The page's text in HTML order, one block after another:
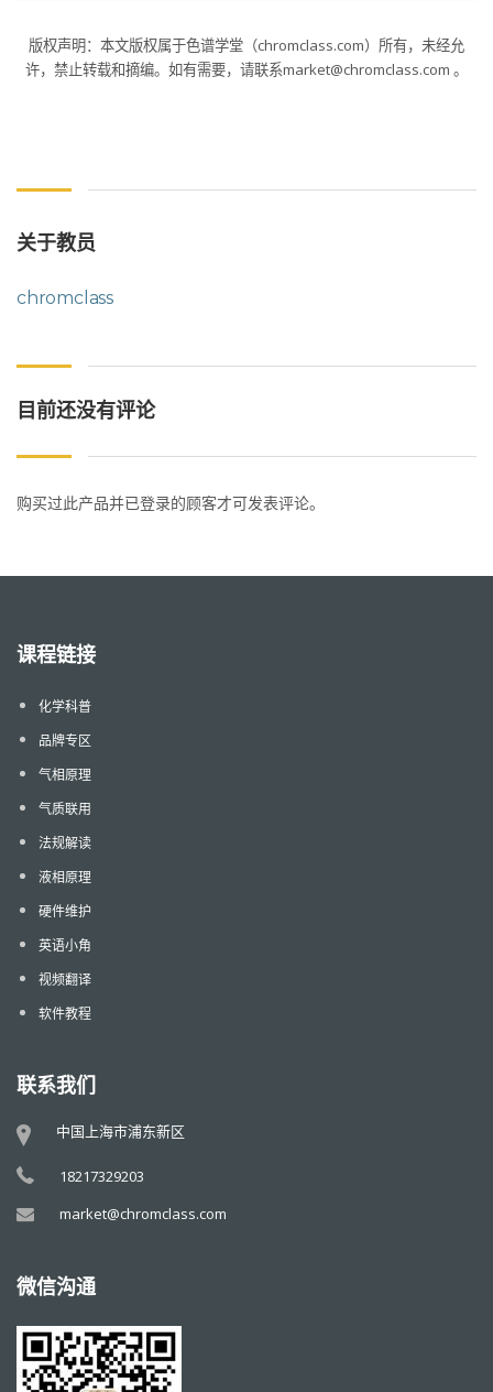
版权声明：本文版权属于色谱学堂（chromclass.com）所有，未经允
许，禁止转载和摘编。如有需要，请联系market@chromclass.com 。
关于教员
chromclass
目前还没有评论
购买过此产品并已登录的顾客才可发表评论。
课程链接
化学科普
品牌专区
气相原理
气质联用
法规解读
液相原理
硬件维护
英语小角
视频翻译
软件教程
联系我们
中国上海市浦东新区
18217329203
market@chromclass.com
微信沟通